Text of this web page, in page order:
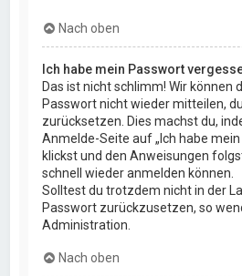
Nach oben
Ich habe mein Passwort
Das ist nicht schlimm! Wir können
Passwort nicht wieder mitteilen,
zurücksetzen. Dies machst du,
Anmelde-Seite auf „Ich habe
klickst und den Anweisungen
schnell wieder anmelden können.
Solltest du trotzdem nicht in der
Passwort zurückzusetzen, so
Administration.
Nach oben